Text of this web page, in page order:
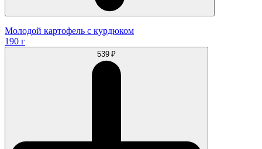
Молодой картофель с курдюком
190 г
539 ₽